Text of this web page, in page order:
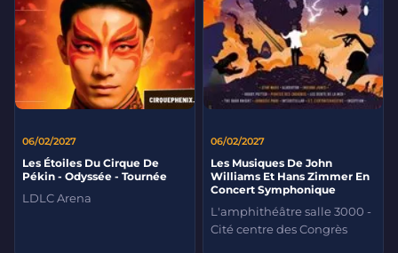
06/02/2027
Les Étoiles Du Cirque De
Pékin - Odyssée - Tournée
LDLC Arena
06/02/2027
Les Musiques De John
Williams Et Hans Zimmer En
Concert Symphonique
L'amphithéâtre salle 3000 -
Cité centre des Congrès